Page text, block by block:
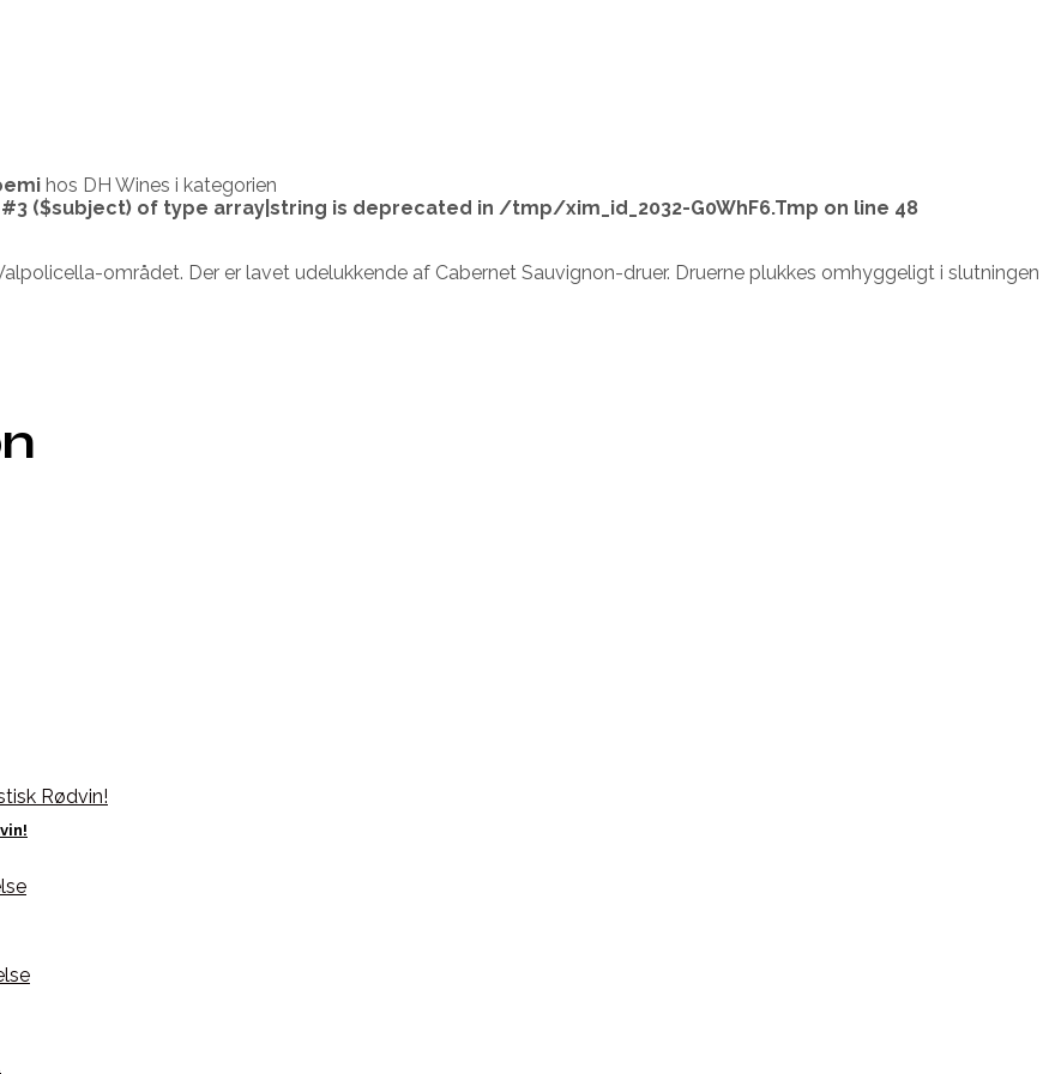
hos DH Wines i kategorien
($subject) of type array|string is deprecated in /tmp/xim_id_2032-G0WhF6.Tmp on line 48
området. Der er lavet udelukkende af Cabernet Sauvignon-druer. Druerne plukkes omhyggeligt i slutningen